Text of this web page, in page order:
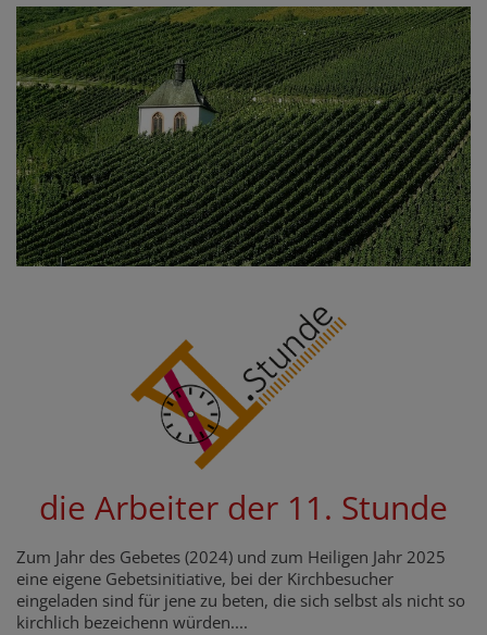
die Arbeiter der 11. Stunde
Zum Jahr des Gebetes (2024) und zum Heiligen Jahr 2025
eine eigene Gebetsinitiative, bei der Kirchbesucher
eingeladen sind für jene zu beten, die sich selbst als nicht so
kirchlich bezeichenn würden....